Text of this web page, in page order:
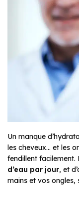
Un manque
les cheveux… et les
fendillent facilement.
d’eau par jour, et
mains et vos ongles,